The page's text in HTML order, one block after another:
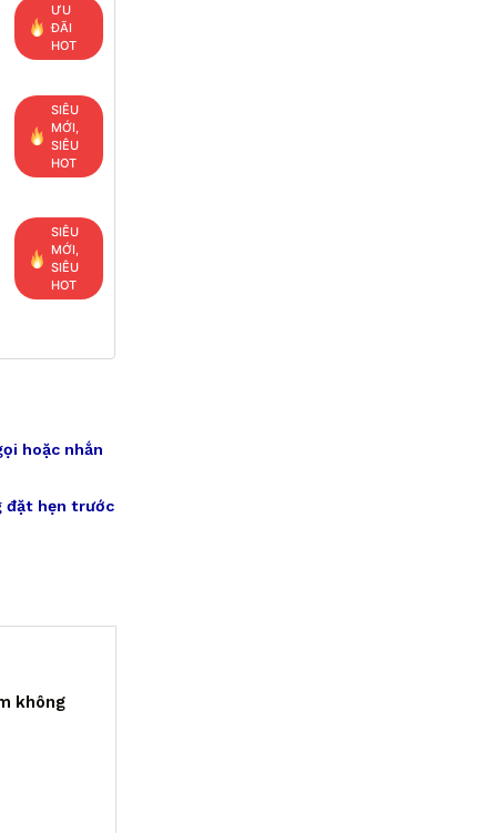
ƯU
ĐÃI
HOT
SIÊU
MỚI,
SIÊU
HOT
SIÊU
MỚI,
SIÊU
HOT
hoặc nhắn
đặt hẹn trước
không